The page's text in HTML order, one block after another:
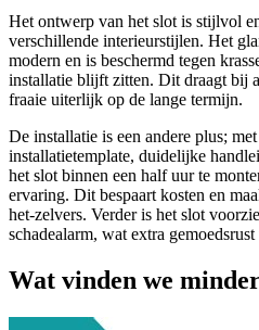
Het ontwerp van het slot is stijlvol
verschillende interieurstijlen. Het
modern en is beschermd tegen
installatie blijft zitten. Dit draagt bij
fraaie uiterlijk op de lange termijn.
De installatie is een andere plus;
installatietemplate, duidelijke
het slot binnen een half uur te
ervaring. Dit bespaart kosten en
het-zelvers. Verder is het slot
schadealarm, wat extra
Wat vinden we